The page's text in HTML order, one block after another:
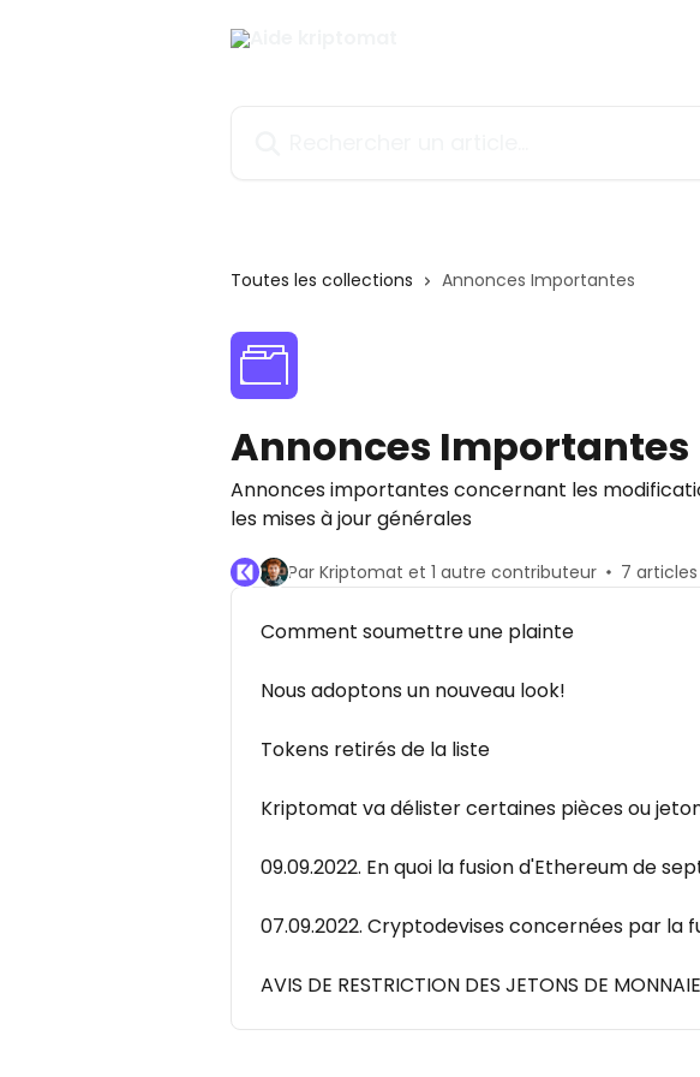
Toutes les collections Annonces Importantes
Annonces Importantes
Annonces importantes concernant les
les mises à jour générales
Par Kriptomat et 1 autre contributeur 7 articles
Comment soumettre une plainte
Nous adoptons un nouveau look!
Tokens retirés de la liste
Kriptomat va délister certaines pièces ou
09.09.2022. En quoi la fusion d'Ethereum de
07.09.2022. Cryptodevises concernées par la
AVIS DE RESTRICTION DES JETONS DE